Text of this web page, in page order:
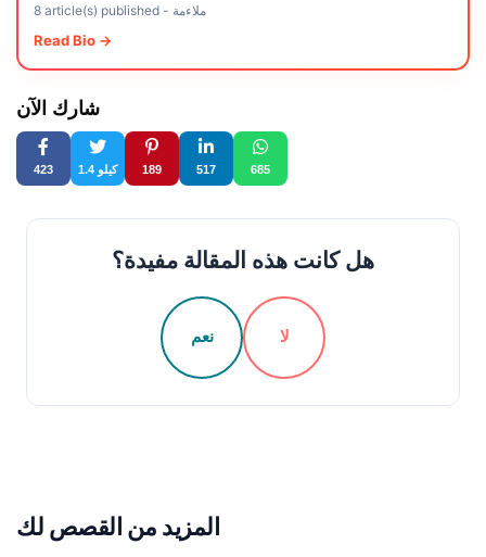
8 article(s) published- ملاءمة
Read Bio →
شارك الآن
423 1.4 كيلو 189 517 685
هل كانت هذه المقالة مفيدة؟
نعم لا
المزيد من القصص لك